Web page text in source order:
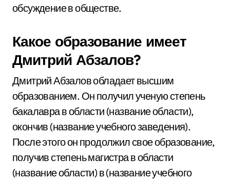
обсуждение в обществе.
Какое образование имеет
Дмитрий Абзалов?
Дмитрий Абзалов обладает высшим
образованием. Он получил ученую степень
бакалавра в области (название области),
окончив (название учебного заведения).
После этого он продолжил свое образование,
получив степень магистра в области
(название области) в (название учебного